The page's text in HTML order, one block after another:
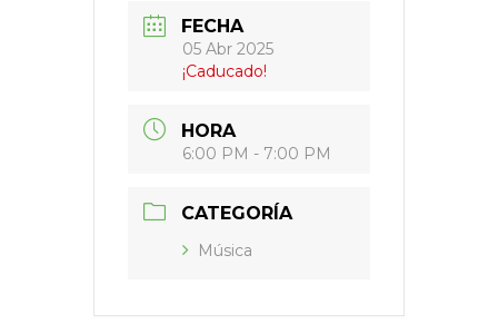
FECHA
05 Abr 2025
¡Caducado!
HORA
6:00 PM - 7:00 PM
CATEGORÍA
Música